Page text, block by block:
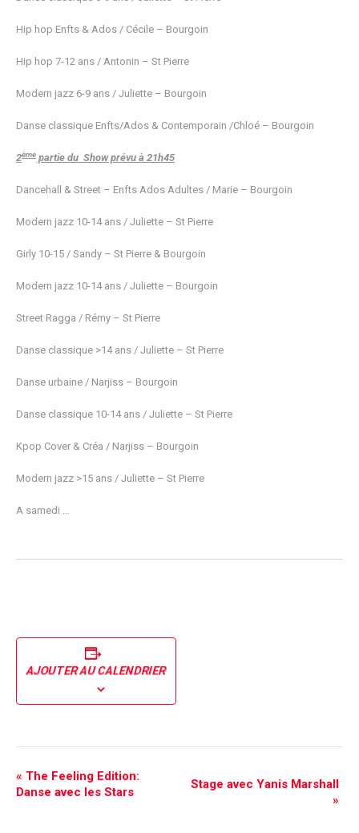
Hip hop Enfts & Ados / Cécile – Bourgoin
Hip hop 7-12 ans / Antonin – St Pierre
Modern jazz 6-9 ans / Juliette – Bourgoin
Danse classique Enfts/Ados & Contemporain /Chloé – Bourgoin
2ème partie du Show prévu à 21h45
Dancehall & Street – Enfts Ados Adultes / Marie – Bourgoin
Modern jazz 10-14 ans / Juliette – St Pierre
Girly 10-15 / Sandy – St Pierre & Bourgoin
Modern jazz 10-14 ans / Juliette – Bourgoin
Street Ragga / Rémy – St Pierre
Danse classique >14 ans / Juliette – St Pierre
Danse urbaine / Narjiss – Bourgoin
Danse classique 10-14 ans / Juliette – St Pierre
Kpop Cover & Créa / Narjiss – Bourgoin
Modern jazz >15 ans / Juliette – St Pierre
A samedi …
AJOUTER AU CALENDRIER
Navigation
Évènement
« The Feeling Edition:
Danse avec les Stars
Stage avec Yanis Marshall
»